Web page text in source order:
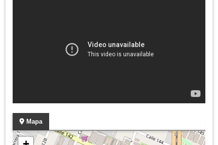
Mapa